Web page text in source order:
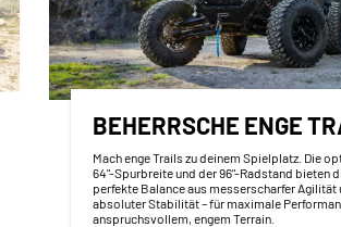
BEHERRSCHE ENGE
Mach enge Trails zu deinem Spielplatz. Die
64"-Spurbreite und der 96"-Radstand bieten
perfekte Balance aus messerscharfer Agilität
absoluter Stabilität – für maximale
anspruchsvollem, engem Terrain.